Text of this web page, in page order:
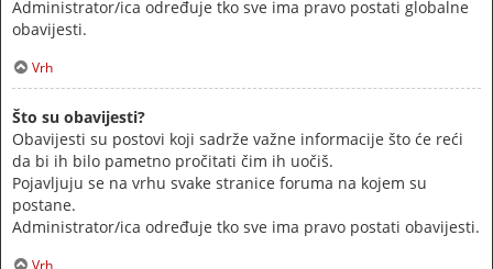
Administrator/ica određuje tko sve ima pravo postati globalne
obavijesti.
Vrh
Što su obavijesti?
Obavijesti su postovi koji sadrže važne informacije što će reći
da bi ih bilo pametno pročitati čim ih uočiš.
Pojavljuju se na vrhu svake stranice foruma na kojem su
postane.
Administrator/ica određuje tko sve ima pravo postati obavijesti.
Vrh